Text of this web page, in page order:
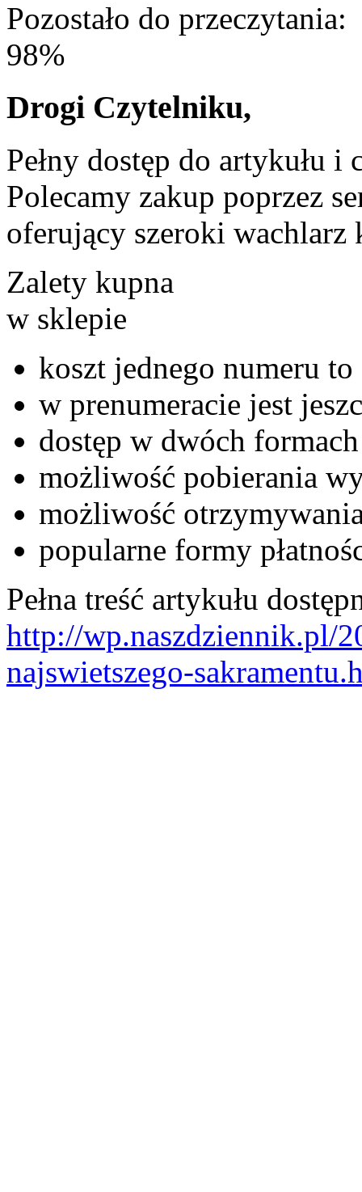
Pozostało do przeczytania:
98%
Drogi Czytelniku,
Pełny dostęp do artykułu i
Polecamy zakup poprzez
oferujący szeroki wachlarz
Zalety kupna
w sklepie
koszt jednego numeru to
w prenumeracie jest
dostęp w dwóch
możliwość pobierania
możliwość
popularne formy
Pełna treść artykułu
http://wp.naszdziennik.pl/
najswietszego-